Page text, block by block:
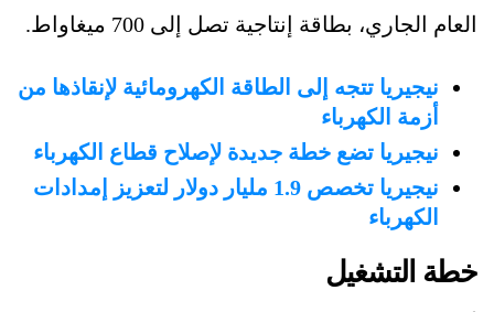
العام الجاري، بطاقة إنتاجية تصل إلى 700 ميغاواط.
نيجيريا تتجه إلى الطاقة الكهرومائية لإنقاذها من
أزمة الكهرباء
نيجيريا تضع خطة جديدة لإصلاح قطاع الكهرباء
نيجيريا تخصص 1.9 مليار دولار لتعزيز إمدادات
الكهرباء
خطة التشغيل